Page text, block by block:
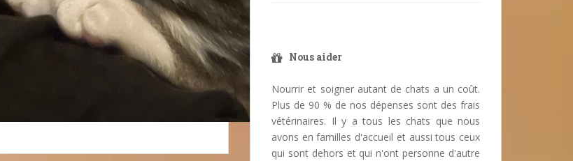
Nous aider
Nourrir et soigner autant de chats a un coût.
Plus de 90 % de nos dépenses sont des frais
vétérinaires. Il y a tous les chats que nous
avons en familles d'accueil et aussi tous ceux
qui sont dehors et qui n'ont personne d'autre